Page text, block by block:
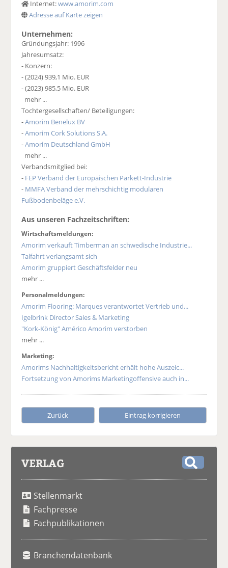
Internet:www.amorim.com
Adresse auf Karte zeigen
Unternehmen:
Gründungsjahr: 1996
Jahresumsatz:
- Konzern:
- (2024) 939,1 Mio. EUR
- (2023) 985,5 Mio. EUR
mehr ...
Tochtergesellschaften/ Beteiligungen:
-Amorim Benelux BV
-Amorim Cork Solutions S.A.
-Amorim Deutschland GmbH
mehr ...
Verbandsmitglied bei:
- FEP Verband der Europäischen Parkett-Industrie
- MMFA Verband der mehrschichtig modularen
Fußbodenbeläge e.V.
Aus unseren Fachzeitschriften:
Wirtschaftsmeldungen:
Amorim verkauft Timberman an schwedische Industrie...
Talfahrt verlangsamt sich
Amorim gruppiert Geschäftsfelder neu
mehr ...
Personalmeldungen:
Amorim Flooring: Marques verantwortet Vertrieb und...
Igelbrink Director Sales & Marketing
"Kork-König" Américo Amorim verstorben
mehr ...
Marketing:
Amorims Nachhaltigkeitsbericht erhält hohe Auszeic...
Fortsetzung von Amorims Marketingoffensive auch in...
Zurück Eintrag korrigieren
VERLAG
Stellenmarkt
Fachpresse
Fachpublikationen
Branchendatenbank